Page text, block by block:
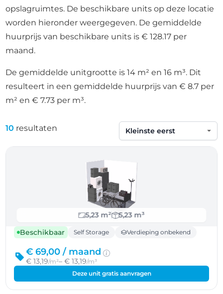
opslagruimtes. De beschikbare units op deze locatie
worden hieronder weergegeven. De gemiddelde
huurprijs van beschikbare units is € 128.17 per
maand.
De gemiddelde unitgrootte is 14 m² en 16 m³. Dit
resulteert in een gemiddelde huurprijs van € 8.7 per
m² en € 7.73 per m³.
10 resultaten
Sorteren op
5,23 m²
5,23 m³
Beschikbaar
Self Storage Verdieping onbekend
€ 69,00 / maand
€ 13,19/m²– € 13,19/m³
Deze unit gratis aanvragen